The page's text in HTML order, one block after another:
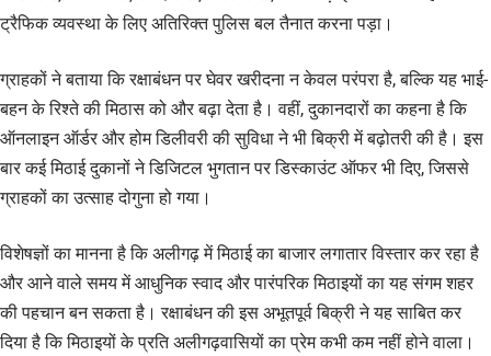
ट्रैफिक व्यवस्था के लिए अतिरिक्त पुलिस बल तैनात करना पड़ा।
ग्राहकों ने बताया कि रक्षाबंधन पर घेवर खरीदना न केवल परंपरा है, बल्कि यह भाई-
बहन के रिश्ते की मिठास को और बढ़ा देता है। वहीं, दुकानदारों का कहना है कि
ऑनलाइन ऑर्डर और होम डिलीवरी की सुविधा ने भी बिक्री में बढ़ोतरी की है। इस
बार कई मिठाई दुकानों ने डिजिटल भुगतान पर डिस्काउंट ऑफर भी दिए, जिससे
ग्राहकों का उत्साह दोगुना हो गया।
विशेषज्ञों का मानना है कि अलीगढ़ में मिठाई का बाजार लगातार विस्तार कर रहा है
और आने वाले समय में आधुनिक स्वाद और पारंपरिक मिठाइयों का यह संगम शहर
की पहचान बन सकता है। रक्षाबंधन की इस अभूतपूर्व बिक्री ने यह साबित कर
दिया है कि मिठाइयों के प्रति अलीगढ़वासियों का प्रेम कभी कम नहीं होने वाला।